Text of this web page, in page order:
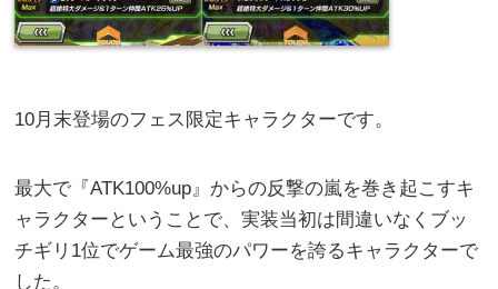
10月末登場のフェス限定キャラクターです。
最大で『ATK100%up』からの反撃の嵐を巻き起こすキ
ャラクターということで、実装当初は間違いなくブッ
チギリ1位でゲーム最強のパワーを誇るキャラクターで
した。